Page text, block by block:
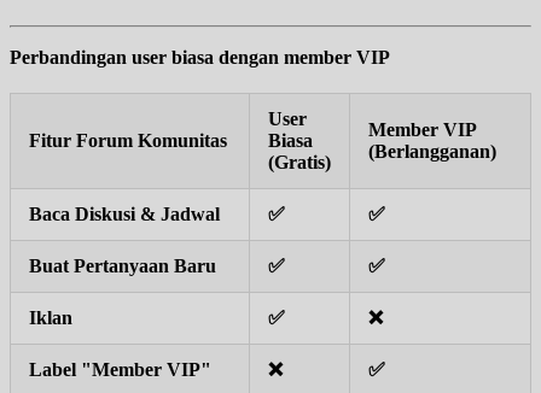
Perbandingan user biasa dengan member VIP
Fitur Forum Komunitas
User
Biasa
(Gratis)
Member VIP
(Berlangganan)
Baca Diskusi & Jadwal ✅ ✅
Buat Pertanyaan Baru ✅ ✅
Iklan ✅ ❌
Label "Member VIP" ❌ ✅